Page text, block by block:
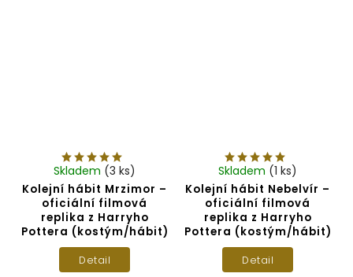
Kolejní hábit Mrzimor –
oficiální filmová
replika z Harryho
Pottera (kostým/hábit)
Skladem (3 ks)
Detail
Kolejní hábit Nebelvír –
oficiální filmová
replika z Harryho
Pottera (kostým/hábit)
Skladem (1 ks)
Detail